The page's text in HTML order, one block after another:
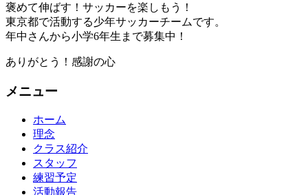
褒めて伸ばす！サッカーを楽しもう！
東京都で活動する少年サッカーチームです。
年中さんから小学6年生まで募集中！
ありがとう！感謝の心
メニュー
ホーム
理念
クラス紹介
スタッフ
練習予定
活動報告